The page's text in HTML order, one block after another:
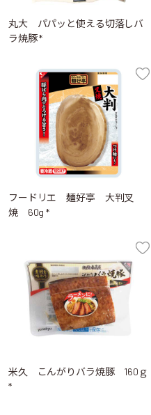
丸大 パパッと使える切落しバ
ラ焼豚 *
フードリエ 麺好亭 大判叉
焼 60g *
米久 こんがりバラ焼豚 160ｇ
*